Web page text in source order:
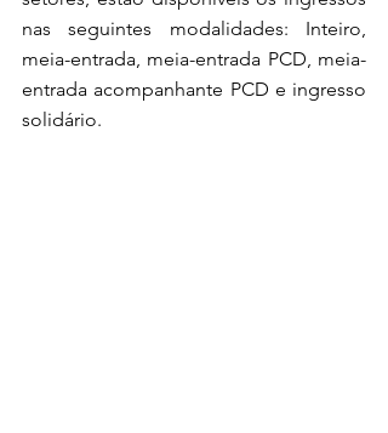
nas seguintes modalidades: Inteiro,
meia-entrada, meia-entrada PCD, meia-
entrada acompanhante PCD e ingresso
solidário.